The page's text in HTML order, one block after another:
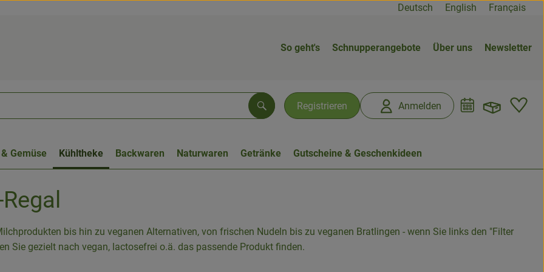
Deutsch English Français
So geht's Schnupperangebote Über uns Newsletter
Registrieren Anmelden
Suchen
Gemüse Kühltheke Backwaren Naturwaren Getränke Gutscheine & Geschenkideen
bis hin zu veganen Alternativen, von frischen Nudeln bis zu veganen Bratlingen - wenn Sie links den "Filter
Sie gezielt nach vegan, lactosefrei o.ä. das passende Produkt finden.